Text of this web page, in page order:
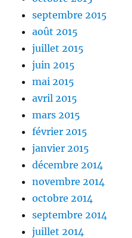
septembre 2015
août 2015
juillet 2015
juin 2015
mai 2015
avril 2015
mars 2015
février 2015
janvier 2015
décembre 2014
novembre 2014
octobre 2014
septembre 2014
juillet 2014